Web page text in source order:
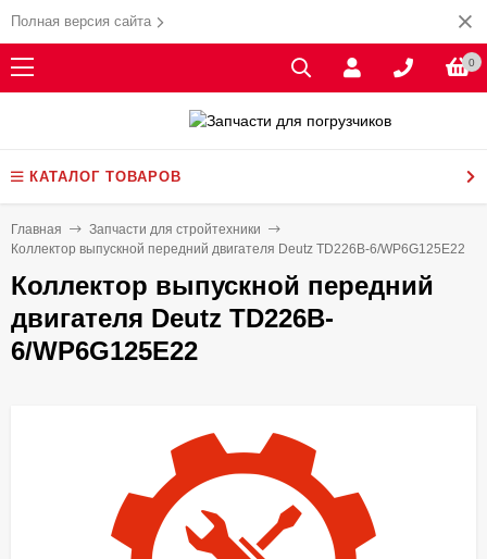
Полная версия сайта
0
КАТАЛОГ ТОВАРОВ
Главная
Запчасти для стройтехники
Коллектор выпускной передний двигателя Deutz TD226B-6/WP6G125E22
Коллектор выпускной передний
двигателя Deutz TD226B-
6/WP6G125E22